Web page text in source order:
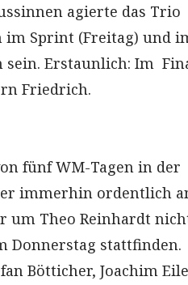
agierte das Trio
im Sprint (Freitag) und
Erstaunlich: Im
Friedrich.
fünf WM-Tagen in der
immerhin ordentlich
um Theo Reinhardt
Donnerstag stattfinden.
Bötticher, Joachim